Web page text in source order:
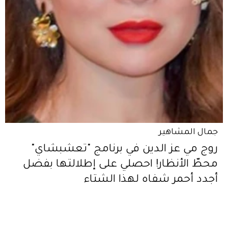
جمال المشاهير
روج مي عز الدين في برنامج "تعشبشاي"
محطّ الأنظار! احصلي على إطلالتها بفضل
أجدد أحمر شفاه لهذا الشتاء